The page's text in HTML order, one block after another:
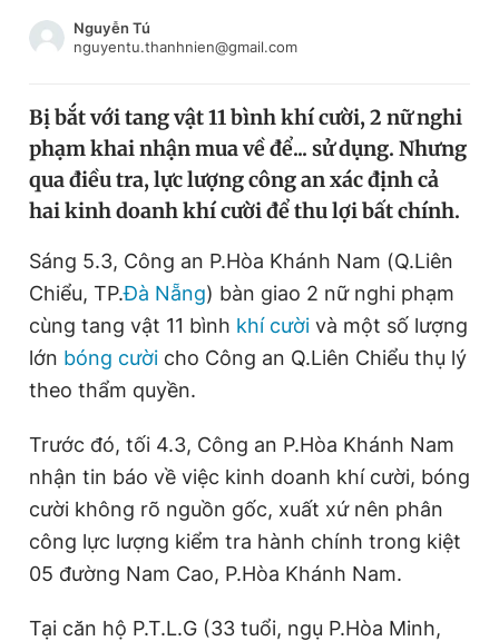
Chào ngày mới
Tin thị trường
Video Magazine
Tiện ích Bạn cần biết
Thông tin tòa soạn Liên hệ quảng cáo
Đọc Thanh Niên trên điện thoại
Đăng xuất
Nguyễn Tú
nguyentu.thanhnien@gmail.com
Bị bắt với tang vật 11 bình khí cười, 2 nữ nghi
phạm khai nhận mua về để... sử dụng. Nhưng
qua điều tra, lực lượng công an xác định cả
hai kinh doanh khí cười để thu lợi bất chính.
Sáng 5.3, Công an P.Hòa Khánh Nam (Q.Liên
Chiểu, TP.Đà Nẵng) bàn giao 2 nữ nghi phạm
cùng tang vật 11 bình khí cười và một số lượng
lớn bóng cười cho Công an Q.Liên Chiểu thụ lý
theo thẩm quyền.
Trước đó, tối 4.3, Công an P.Hòa Khánh Nam
nhận tin báo về việc kinh doanh khí cười, bóng
cười không rõ nguồn gốc, xuất xứ nên phân
công lực lượng kiểm tra hành chính trong kiệt
05 đường Nam Cao, P.Hòa Khánh Nam.
Tại căn hộ P.T.L.G (33 tuổi, ngụ P.Hòa Minh,